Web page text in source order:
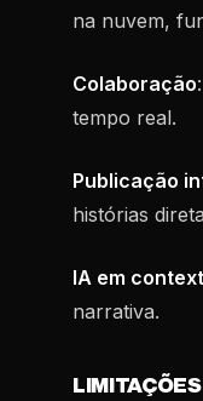
na nuvem,
Colaboração
tempo real.
Publicação
histórias
IA em
narrativa.